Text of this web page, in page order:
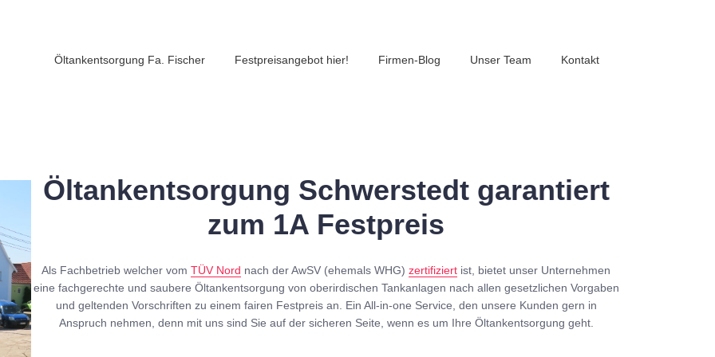
Öltankentsorgung Fa. Fischer Festpreisangebot hier! Firmen-Blog Unser Team Kontakt
Öltankentsorgung Schwerstedt garantiert
zum 1A Festpreis
Als Fachbetrieb welcher vomTÜV Nord nach der AwSV (ehemals WHG)zertifiziert ist, bietet unser Unternehmen
eine fachgerechte und saubere Öltankentsorgung von oberirdischen Tankanlagen nach allen gesetzlichen Vorgaben
und geltenden Vorschriften zu einem fairen Festpreis an. Ein All-in-one Service, den unsere Kunden gern in
Anspruch nehmen, denn mit uns sind Sie auf der sicheren Seite, wenn es um Ihre Öltankentsorgung geht.